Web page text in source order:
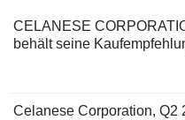
CELANESE
behält seine
Celanese Corporation, Q2